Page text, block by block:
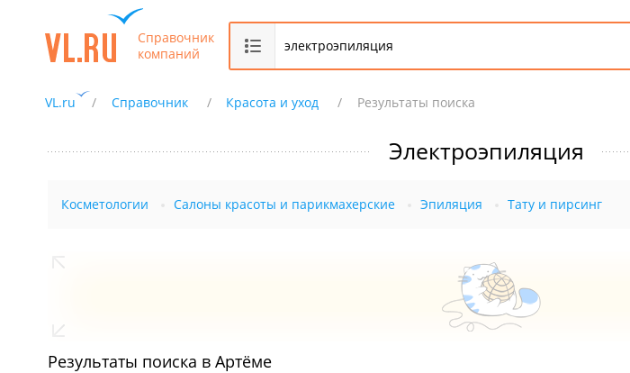
Справочник
компаний
VL.ru Справочник Красота и уход Результаты поиска
Электроэпиляция
Косметологии Салоны красоты и парикмахерские Эпиляция Тату и пирсинг
Результаты поиска в Артёме